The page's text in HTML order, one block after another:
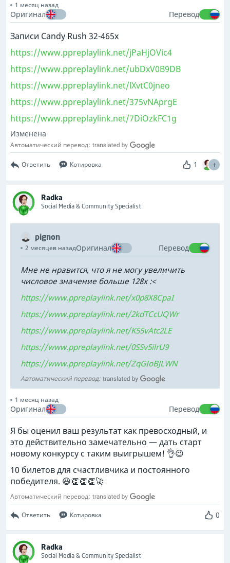
1 месяц назад
Оригинал Перевод
Записи Candy Rush 32-465x
https://www.ppreplaylink.net/jPaHjOVic4
https://www.ppreplaylink.net/ubDxV0B9DB
https://www.ppreplaylink.net/lXvtC0jneo
https://www.ppreplaylink.net/375vNAprgE
https://www.ppreplaylink.net/7DiOzkFC1g
Изменена
Автоматический перевод:
Ответить Котировка 1
Radka
Social Media & Community Specialist
pignon
2 месяцев назадОригинал Перевод
Мне не нравится, что я не могу увеличить
числовое значение больше 128x :<
https://www.ppreplaylink.net/x0p8X8CpaI
https://www.ppreplaylink.net/2kdTCcUQWr
https://www.ppreplaylink.net/K55vAtc2LE
https://www.ppreplaylink.net/0SSv5ilrU9
https://www.ppreplaylink.net/ZqGIoBJLWN
Автоматический перевод:
1 месяц назад
Оригинал Перевод
Я бы оценил ваш результат как превосходный, и
это действительно замечательно — дать старт
новому конкурсу с таким выигрышем! 👌😉
10 билетов для счастливчика и постоянного
победителя. 😆👏👏👏🚀
Автоматический перевод:
Ответить Котировка 0
Radka
Social Media & Community Specialist